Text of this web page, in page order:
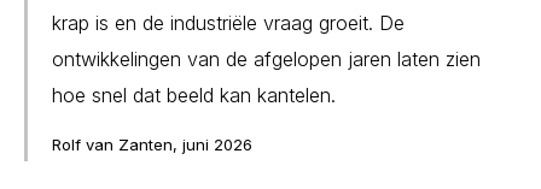
krap is en de industriële vraag groeit. De
ontwikkelingen van de afgelopen jaren laten zien
hoe snel dat beeld kan kantelen.
Rolf van Zanten, juni 2026